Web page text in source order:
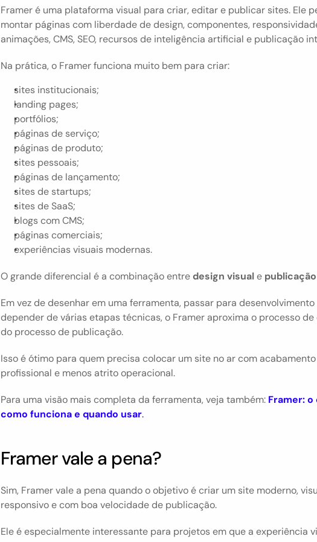
Framer é uma plataforma visual para criar, editar e publicar sites. Ele
montar páginas com liberdade de design, componentes,
animações, CMS, SEO, recursos de inteligência artificial e publicação
Na prática, o Framer funciona muito bem para criar:
sites institucionais;
landing pages;
portfólios;
páginas de serviço;
páginas de produto;
sites pessoais;
páginas de lançamento;
sites de startups;
sites de SaaS;
blogs com CMS;
páginas comerciais;
experiências visuais modernas.
O grande diferencial é a combinação entre design visual e
Em vez de desenhar em uma ferramenta, passar para desenvolvimento
depender de várias etapas técnicas, o Framer aproxima o processo
do processo de publicação.
Isso é ótimo para quem precisa colocar um site no ar com acabamento
profissional e menos atrito operacional.
Para uma visão mais completa da ferramenta, veja também: Framer: o
como funciona e quando usar.
Framer vale a pena?
Sim, Framer vale a pena quando o objetivo é criar um site moderno,
responsivo e com boa velocidade de publicação.
Ele é especialmente interessante para projetos em que a experiência